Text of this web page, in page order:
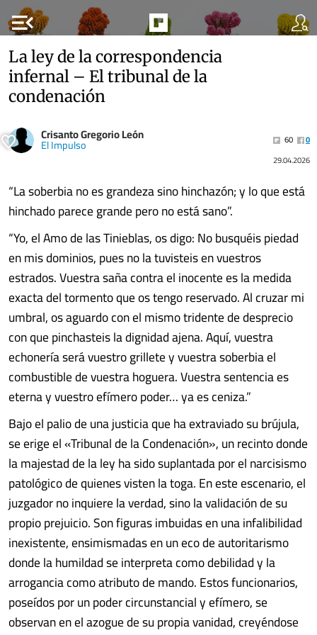
menu_open
La ley de la correspondencia
infernal – El tribunal de la
condenación
Crisanto Gregorio León
El Impulso 60
0
29.04.2026
“La soberbia no es grandeza sino hinchazón; y lo que está
hinchado parece grande pero no está sano”.
“Yo, el Amo de las Tinieblas, os digo: No busquéis piedad
en mis dominios, pues no la tuvisteis en vuestros
estrados. Vuestra saña contra el inocente es la medida
exacta del tormento que os tengo reservado. Al cruzar mi
umbral, os aguardo con el mismo tridente de desprecio
con que pinchasteis la dignidad ajena. Aquí, vuestra
echonería será vuestro grillete y vuestra soberbia el
combustible de vuestra hoguera. Vuestra sentencia es
eterna y vuestro efímero poder… ya es ceniza.”
Bajo el palio de una justicia que ha extraviado su brújula,
se erige el «Tribunal de la Condenación», un recinto donde
la majestad de la ley ha sido suplantada por el narcisismo
patológico de quienes visten la toga. En este escenario, el
juzgador no inquiere la verdad, sino la validación de su
propio prejuicio. Son figuras imbuidas en una infalibilidad
inexistente, ensimismadas en un eco de autoritarismo
donde la humildad se interpreta como debilidad y la
arrogancia como atributo de mando. Estos funcionarios,
poseídos por un poder circunstancial y efímero, se
observan en el azogue de su propia vanidad, creyéndose